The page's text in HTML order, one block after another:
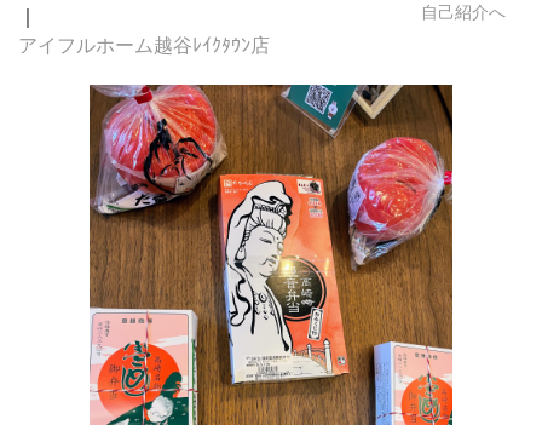
自己紹介へ
アイフルホーム越谷ﾚｲｸﾀｳﾝ店